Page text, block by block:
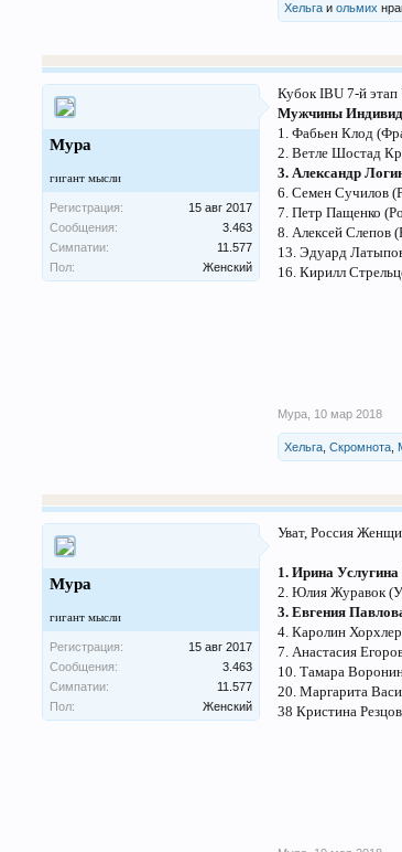
Хельга иольмих
Мура
гигант мысли
Регистрация:
15 авг 2017
Сообщения:
3.463
Симпатии:
11.577
Пол:
Женский
Кубок IBU 7-й этап
Мужчины
1. Фабьен Клод
2. Ветле Шостад
3. Александр
6. Семен Сучилов
7. Петр Пащенко
8. Алексей Слепов
13. Эдуард
16. Кирилл
Мура 10 мар 2018
Хельга ,Скромнота
Мура
гигант мысли
Регистрация:
15 авг 2017
Сообщения:
3.463
Симпатии:
11.577
Пол:
Женский
Уват, Россия
1. Ирина Услугина
2. Юлия Журавок
3. Евгения
4. Каролин
7. Анастасия
10. Тамара
20. Маргарита
38 Кристина